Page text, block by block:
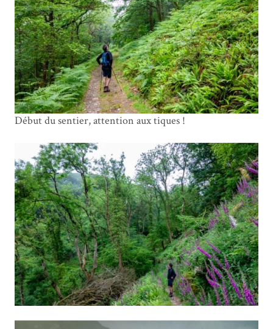
Début du sentier, attention aux tiques !